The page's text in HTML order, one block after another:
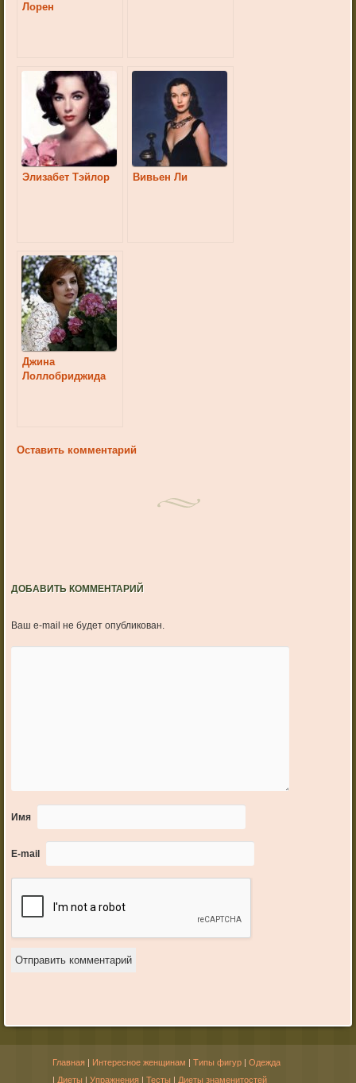
Лорен
Элизабет Тэйлор Вивьен Ли
Джина
Лоллобриджида
Оставить комментарий
ДОБАВИТЬ КОММЕНТАРИЙ
Ваш e-mail не будет опубликован.
Имя
E-mail
Главная Интересное женщинам Типы фигур
Одежда
Диеты Упражнения Тесты Диеты знаменитостей